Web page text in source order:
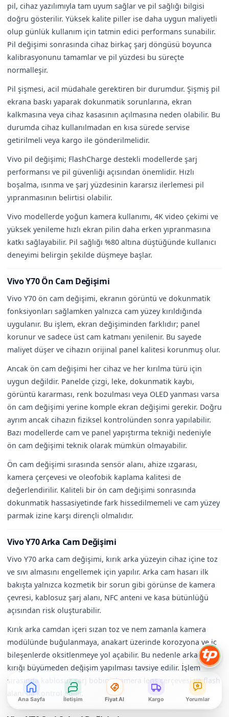
pil, cihaz yazılımıyla tam uyum sağlar ve pil sağlığı bilgisi
doğru gösterilir. Yüksek kalite piller ise daha uygun maliyetli
olup günlük kullanım için tatmin edici performans sunabilir.
Pil değişimi sonrasında cihaz birkaç şarj döngüsü boyunca
kalibrasyonunu tamamlar ve pil yüzdesi bu süreçte
normalleşir.
Pil şişmesi, acil müdahale gerektiren bir durumdur. Şişmiş pil
ekrana baskı yaparak dokunmatik sorunlarına, ekran
kalkmasına veya cihaz kasasının açılmasına neden olabilir. Bu
durumda cihaz kullanılmadan en kısa sürede servise
getirilmeli veya kargo ile gönderilmelidir.
Vivo pil değişimi; FlashCharge destekli modellerde şarj
performansı ve pil güvenliği açısından önemlidir. Hızlı
boşalma, ısınma ve şarj yüzdesinin kararsız ilerlemesi pil
yıpranmasının belirtisi olabilir.
Vivo modellerde yoğun kamera kullanımı, 4K video çekimi ve
yüksek yenileme hızlı ekran pilin daha erken yıpranmasına
katkı sağlayabilir. Pil sağlığı %80 altına düştüğünde kullanıcı
deneyimi belirgin şekilde düşmeye başlar.
Vivo Y70 Ön Cam Değişimi
Vivo Y70 ön cam değişimi, ekranın görüntü ve dokunmatik
fonksiyonları sağlamken yalnızca cam yüzey kırıldığında
uygulanır. Bu işlem, ekran değişiminden farklıdır; panel
korunur ve sadece üst cam katmanı yenilenir. Bu sayede
maliyet düşer ve cihazın orijinal panel kalitesi korunmuş olur.
Ancak ön cam değişimi her cihaz ve her kırılma türü için
uygun değildir. Panelde çizgi, leke, dokunmatik kaybı,
görüntü kararması, renk bozulması veya OLED yanması varsa
ön cam değişimi yerine komple ekran değişimi gerekir. Doğru
ayrım ancak cihazın fiziksel kontrolünden sonra yapılabilir.
Bazı modellerde cam ve panel yapıştırma tekniği nedeniyle
ön cam değişimi teknik olarak mümkün olmayabilir.
Ön cam değişimi sırasında sensör alanı, ahize ızgarası,
kamera çerçevesi ve oleofobik kaplama kalitesi de
değerlendirilir. Kaliteli bir ön cam değişimi sonrasında
dokunmatik hassasiyetinde fark hissedilmemeli ve cam yüzey
parmak izine karşı dirençli olmalıdır.
Vivo Y70 Arka Cam Değişimi
Vivo Y70 arka cam değişimi, kırık arka yüzeyin cihaz içine toz
ve sıvı almasını engellemek için yapılır. Arka cam hasarı ilk
bakışta yalnızca kozmetik bir sorun gibi görünse de kamera
çevresi, kablosuz şarj alanı, NFC anteni ve kasa bütünlüğü
açısından risk oluşturabilir.
Kırık arka camdan içeri sızan toz ve nem zamanla kamera
modülünde buğulanmaya, anakart üzerinde korozyona ve iç
bileşenlerde oksitlenmeye yol açabilir. Bu nedenle arka cam
kırığı büyümeden değişim yapılması tavsiye edilir. İşlem
sırasında kablosuz şarj bobini, kamera lens çerçevesi ve flash
alanı da kontrol edilir.
Ana Sayfa İletişim Fiyat Al Kargo Yorumlar